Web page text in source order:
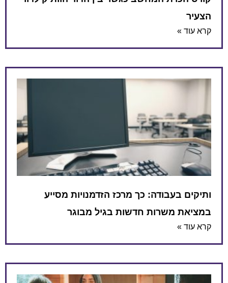
הצעיר
קרא עוד »
ותיקים בעבודה: כך מרכז הזדמנויות מסייע
במציאת משרות חדשות בגיל מבוגר
קרא עוד »